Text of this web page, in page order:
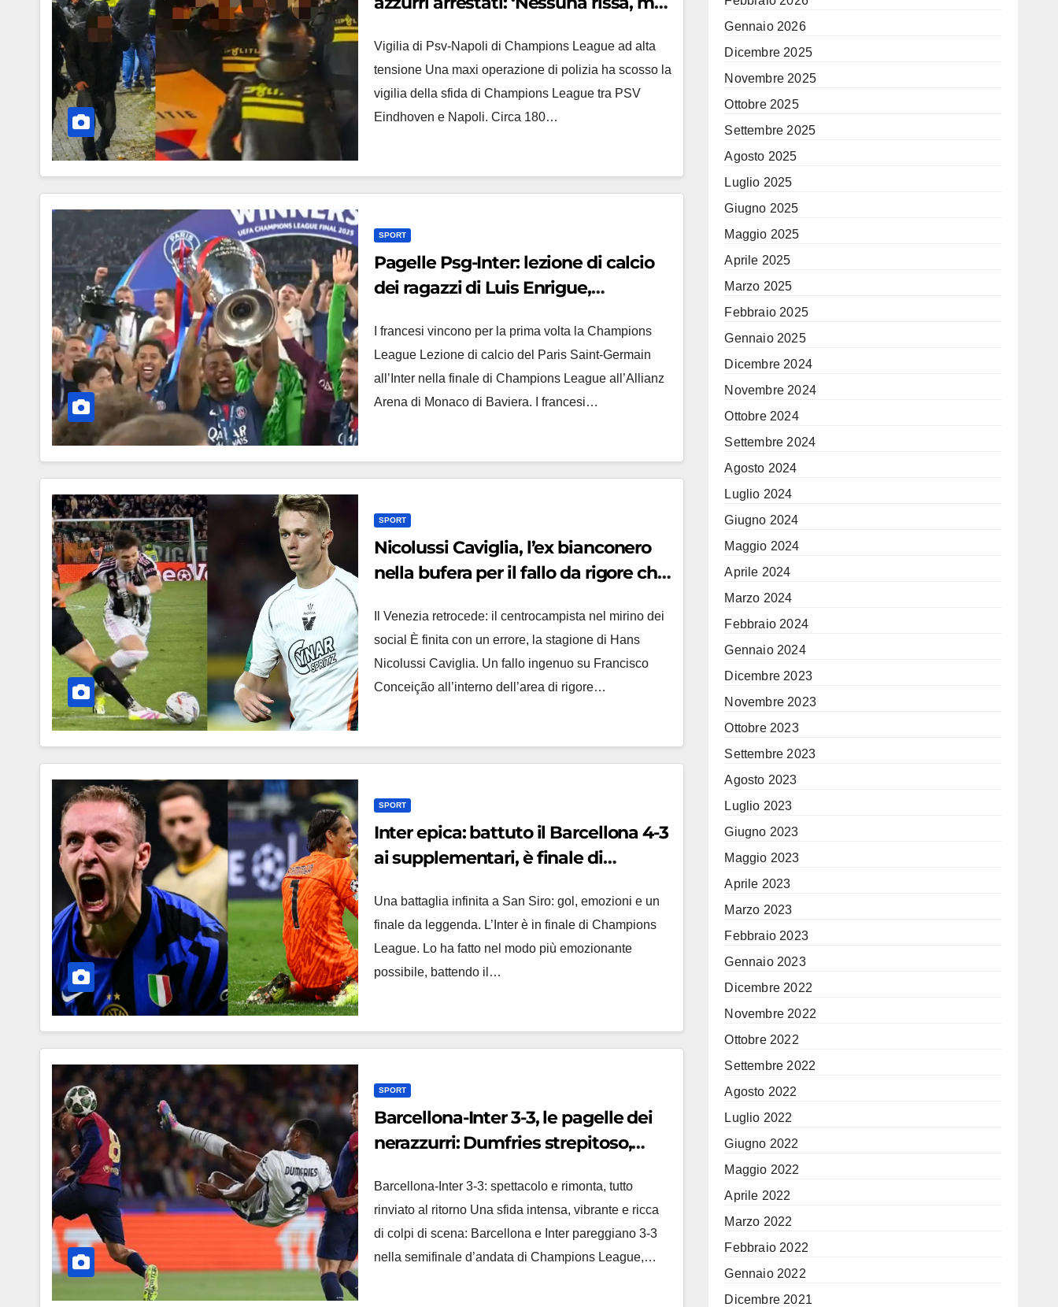
Vigilia di Psv-Napoli di Champions League ad alta
tensione Una maxi operazione di polizia ha scosso la
vigilia della sfida di Champions League tra PSV
Eindhoven e Napoli. Circa 180…
SPORT
Pagelle Psg-Inter: lezione di calcio
dei ragazzi di Luis Enrigue,
I francesi vincono per la prima volta la Champions
League Lezione di calcio del Paris Saint-Germain
all’Inter nella finale di Champions League all’Allianz
Arena di Monaco di Baviera. I francesi…
SPORT
Nicolussi Caviglia, l’ex bianconero
nella bufera per il fallo da rigore che
Il Venezia retrocede: il centrocampista nel mirino dei
social È finita con un errore, la stagione di Hans
Nicolussi Caviglia. Un fallo ingenuo su Francisco
Conceição all’interno dell’area di rigore…
SPORT
Inter epica: battuto il Barcellona 4-3
ai supplementari, è finale di
Una battaglia infinita a San Siro: gol, emozioni e un
finale da leggenda. L’Inter è in finale di Champions
League. Lo ha fatto nel modo più emozionante
possibile, battendo il…
SPORT
Barcellona-Inter 3-3, le pagelle dei
nerazzurri: Dumfries strepitoso,
Barcellona-Inter 3-3: spettacolo e rimonta, tutto
rinviato al ritorno Una sfida intensa, vibrante e ricca
di colpi di scena: Barcellona e Inter pareggiano 3-3
nella semifinale d’andata di Champions League,…
Gennaio 2026
Dicembre 2025
Novembre 2025
Ottobre 2025
Settembre 2025
Agosto 2025
Luglio 2025
Giugno 2025
Maggio 2025
Aprile 2025
Marzo 2025
Febbraio 2025
Gennaio 2025
Dicembre 2024
Novembre 2024
Ottobre 2024
Settembre 2024
Agosto 2024
Luglio 2024
Giugno 2024
Maggio 2024
Aprile 2024
Marzo 2024
Febbraio 2024
Gennaio 2024
Dicembre 2023
Novembre 2023
Ottobre 2023
Settembre 2023
Agosto 2023
Luglio 2023
Giugno 2023
Maggio 2023
Aprile 2023
Marzo 2023
Febbraio 2023
Gennaio 2023
Dicembre 2022
Novembre 2022
Ottobre 2022
Settembre 2022
Agosto 2022
Luglio 2022
Giugno 2022
Maggio 2022
Aprile 2022
Marzo 2022
Febbraio 2022
Gennaio 2022
Dicembre 2021